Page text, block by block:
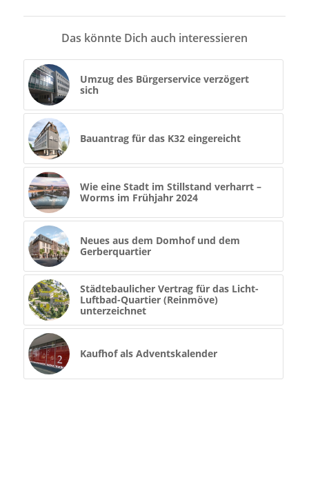
Das könnte Dich auch interessieren
Umzug des Bürgerservice verzögert
sich
Bauantrag für das K32 eingereicht
Wie eine Stadt im Stillstand verharrt –
Worms im Frühjahr 2024
Neues aus dem Domhof und dem
Gerberquartier
Städtebaulicher Vertrag für das Licht-
Luftbad-Quartier (Reinmöve)
unterzeichnet
Kaufhof als Adventskalender